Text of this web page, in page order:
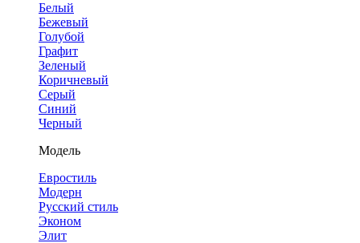
Белый
Бежевый
Голубой
Графит
Зеленый
Коричневый
Серый
Синий
Черный
Модель
Евростиль
Модерн
Русский стиль
Эконом
Элит